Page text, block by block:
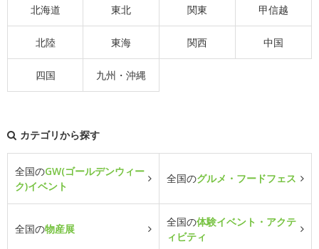
北海道 東北 関東 甲信越
北陸 東海 関西 中国
四国 九州・沖縄
カテゴリから探す
全国のGW(ゴールデンウィー
ク)イベント
全国のグルメ・フードフェス
全国の物産展
全国の体験イベント・アクテ
ィビティ